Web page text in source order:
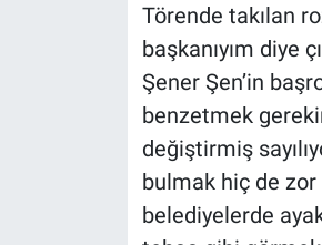
Törende takılan
başkanıyım diye
Şener Şen’in
benzetmek
değiştirmiş
bulmak hiç de
belediyelerde